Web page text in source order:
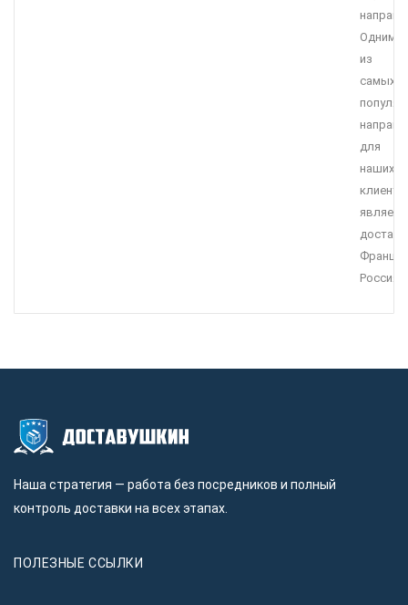
Одним
из
самых
для
наших
Россия.
Наша стратегия — работа без посредников и полный
контроль доставки на всех этапах.
ПОЛЕЗНЫЕ ССЫЛКИ